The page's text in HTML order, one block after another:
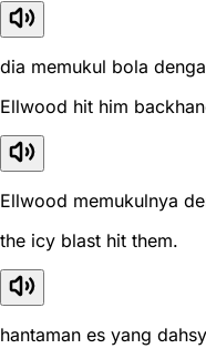
dia memukul bola
Ellwood hit him
Ellwood memukulnya
the icy blast hit them.
hantaman es yang